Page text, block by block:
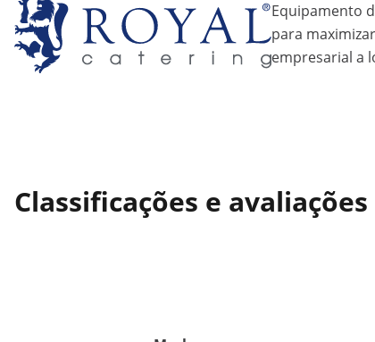
Equipamento
para
empresarial a
Classificações e avaliações